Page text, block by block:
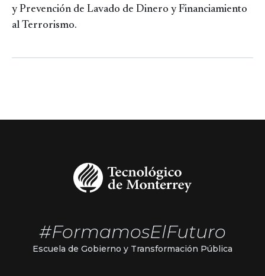
y Prevención de Lavado de Dinero y Financiamiento
al Terrorismo.
#FormamosElFuturo
Escuela de Gobierno y Transformación Pública